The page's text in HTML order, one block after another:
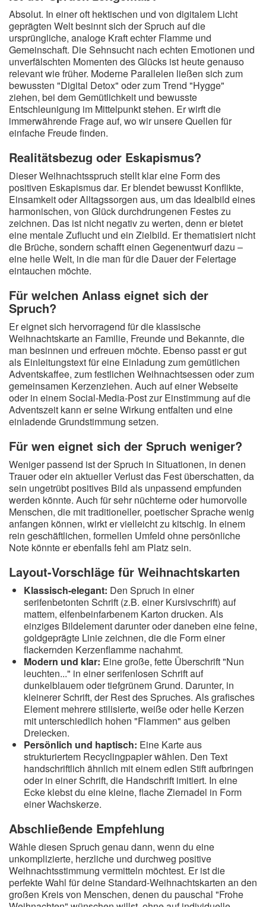
Absolut. In einer oft hektischen und von digitalem Licht
geprägten Welt besinnt sich der Spruch auf die
ursprüngliche, analoge Kraft echter Flamme und
Gemeinschaft. Die Sehnsucht nach echten Emotionen und
unverfälschten Momenten des Glücks ist heute genauso
relevant wie früher. Moderne Parallelen ließen sich zum
bewussten "Digital Detox" oder zum Trend "Hygge"
ziehen, bei dem Gemütlichkeit und bewusste
Entschleunigung im Mittelpunkt stehen. Er wirft die
immerwährende Frage auf, wo wir unsere Quellen für
einfache Freude finden.
Realitätsbezug oder Eskapismus?
Dieser Weihnachtsspruch stellt klar eine Form des
positiven Eskapismus dar. Er blendet bewusst Konflikte,
Einsamkeit oder Alltagssorgen aus, um das Idealbild eines
harmonischen, von Glück durchdrungenen Festes zu
zeichnen. Das ist nicht negativ zu werten, denn er bietet
eine mentale Zuflucht und ein Zielbild. Er thematisiert nicht
die Brüche, sondern schafft einen Gegenentwurf dazu –
eine heile Welt, in die man für die Dauer der Feiertage
eintauchen möchte.
Für welchen Anlass eignet sich der
Spruch?
Er eignet sich hervorragend für die klassische
Weihnachtskarte an Familie, Freunde und Bekannte, die
man besinnen und erfreuen möchte. Ebenso passt er gut
als Einleitungstext für eine Einladung zum gemütlichen
Adventskaffee, zum festlichen Weihnachtsessen oder zum
gemeinsamen Kerzenziehen. Auch auf einer Webseite
oder in einem Social-Media-Post zur Einstimmung auf die
Adventszeit kann er seine Wirkung entfalten und eine
einladende Grundstimmung setzen.
Für wen eignet sich der Spruch weniger?
Weniger passend ist der Spruch in Situationen, in denen
Trauer oder ein aktueller Verlust das Fest überschatten, da
sein ungetrübt positives Bild als unpassend empfunden
werden könnte. Auch für sehr nüchterne oder humorvolle
Menschen, die mit traditioneller, poetischer Sprache wenig
anfangen können, wirkt er vielleicht zu kitschig. In einem
rein geschäftlichen, formellen Umfeld ohne persönliche
Note könnte er ebenfalls fehl am Platz sein.
Layout-Vorschläge für Weihnachtskarten
Klassisch-elegant: Den Spruch in einer
serifenbetonten Schrift (z.B. einer Kursivschrift) auf
mattem, elfenbeinfarbenem Karton drucken. Als
einziges Bildelement darunter oder daneben eine feine,
goldgeprägte Linie zeichnen, die die Form einer
flackernden Kerzenflamme nachahmt.
Modern und klar: Eine große, fette Überschrift "Nun
leuchten..." in einer serifenlosen Schrift auf
dunkelblauem oder tiefgrünem Grund. Darunter, in
kleinerer Schrift, der Rest des Spruches. Als grafisches
Element mehrere stilisierte, weiße oder helle Kerzen
mit unterschiedlich hohen "Flammen" aus gelben
Dreiecken.
Persönlich und haptisch: Eine Karte aus
strukturiertem Recyclingpapier wählen. Den Text
handschriftlich ähnlich mit einem edlen Stift aufbringen
oder in einer Schrift, die Handschrift imitiert. In eine
Ecke klebst du eine kleine, flache Ziernadel in Form
einer Wachskerze.
Abschließende Empfehlung
Wähle diesen Spruch genau dann, wenn du eine
unkomplizierte, herzliche und durchweg positive
Weihnachtsstimmung vermitteln möchtest. Er ist die
perfekte Wahl für deine Standard-Weihnachtskarten an den
großen Kreis von Menschen, denen du pauschal "Frohe